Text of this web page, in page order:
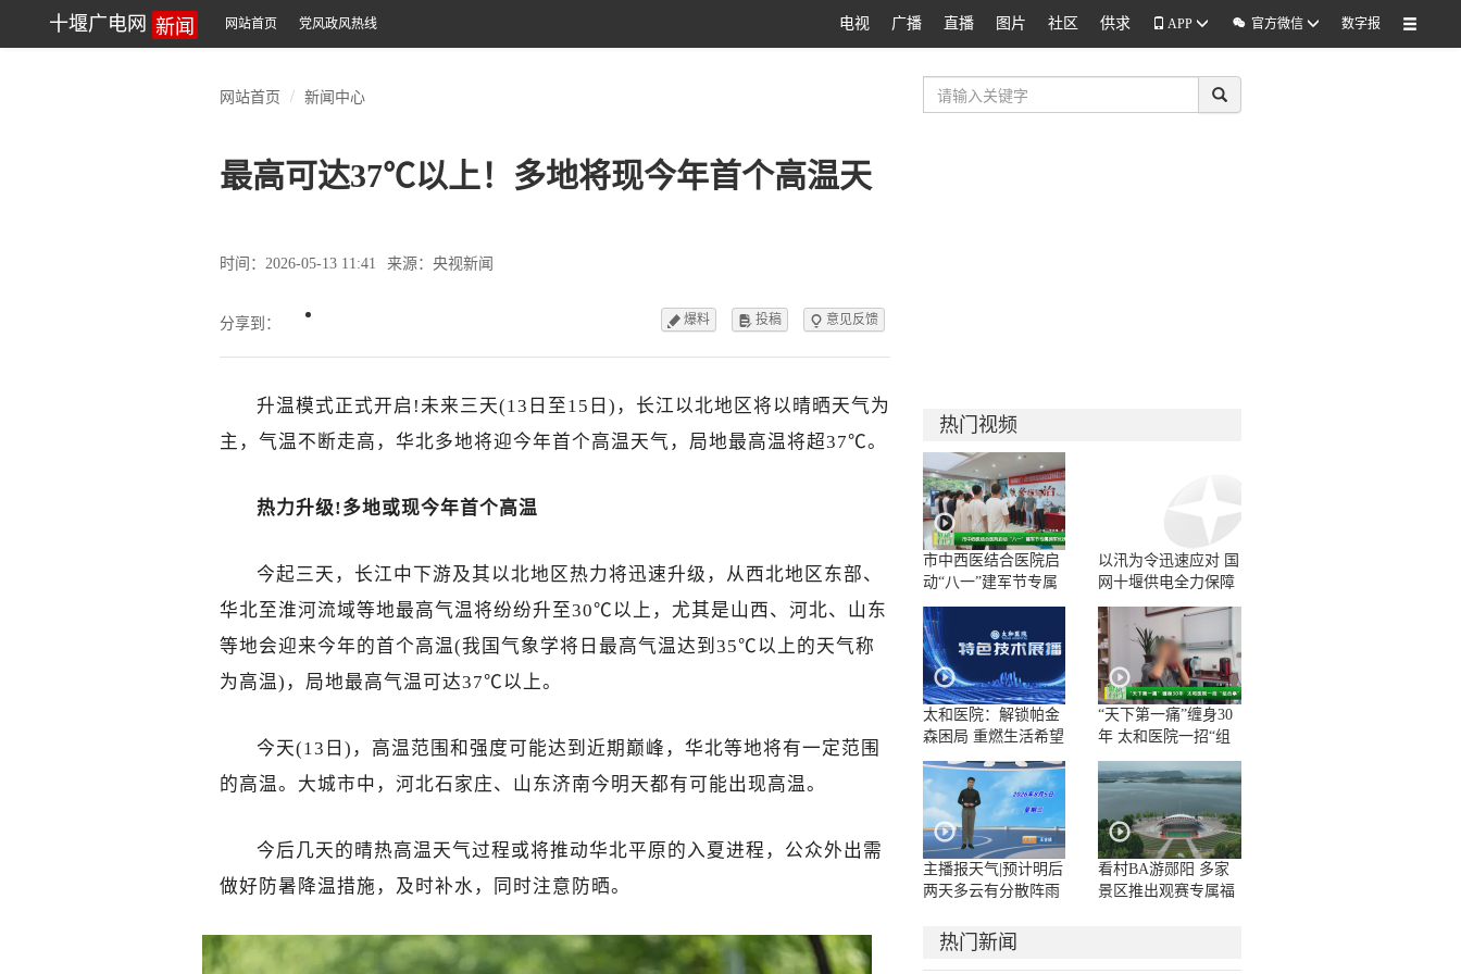
十堰广电网 新闻 网站首页 党风政风热线 电视 广播 直播 图片 社区 供求 APP  官方微信 数字报
网站首页 新闻中心
最高可达37℃以上！多地将现今年首个高温天
时间：2026-05-13 11:41 来源：央视新闻
分享到： 爆料  投稿  意见反馈
升温模式正式开启!未来三天(13日至15日)，长江以北地区将以晴晒天气为
主，气温不断走高，华北多地将迎今年首个高温天气，局地最高温将超37℃。
热力升级!多地或现今年首个高温
今起三天，长江中下游及其以北地区热力将迅速升级，从西北地区东部、
华北至淮河流域等地最高气温将纷纷升至30℃以上，尤其是山西、河北、山东
等地会迎来今年的首个高温(我国气象学将日最高气温达到35℃以上的天气称
为高温)，局地最高气温可达37℃以上。
今天(13日)，高温范围和强度可能达到近期巅峰，华北等地将有一定范围
的高温。大城市中，河北石家庄、山东济南今明天都有可能出现高温。
今后几天的晴热高温天气过程或将推动华北平原的入夏进程，公众外出需
做好防暑降温措施，及时补水，同时注意防晒。
热门视频
市中西医结合医院启
动“八一”建军节专属
拥军优抚活动
以汛为令迅速应对 国
网十堰供电全力保障
群众用电无忧
太和医院：解锁帕金
森困局 重燃生活希望
“天下第一痛”缠身30
年 太和医院一招“组
合拳”解顽疾
主播报天气|预计明后
两天多云有分散阵雨
看村BA游郧阳 多家
景区推出观赛专属福
热门新闻